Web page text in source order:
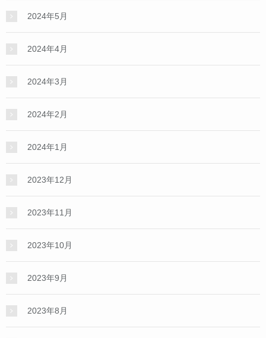
2024年5月
2024年4月
2024年3月
2024年2月
2024年1月
2023年12月
2023年11月
2023年10月
2023年9月
2023年8月